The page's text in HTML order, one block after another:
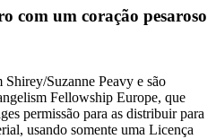
com um coração pesaroso
Shirey/Suzanne Peavy e são
Fellowship Europe, que
permissão para as distribuir para
usando somente uma Licença